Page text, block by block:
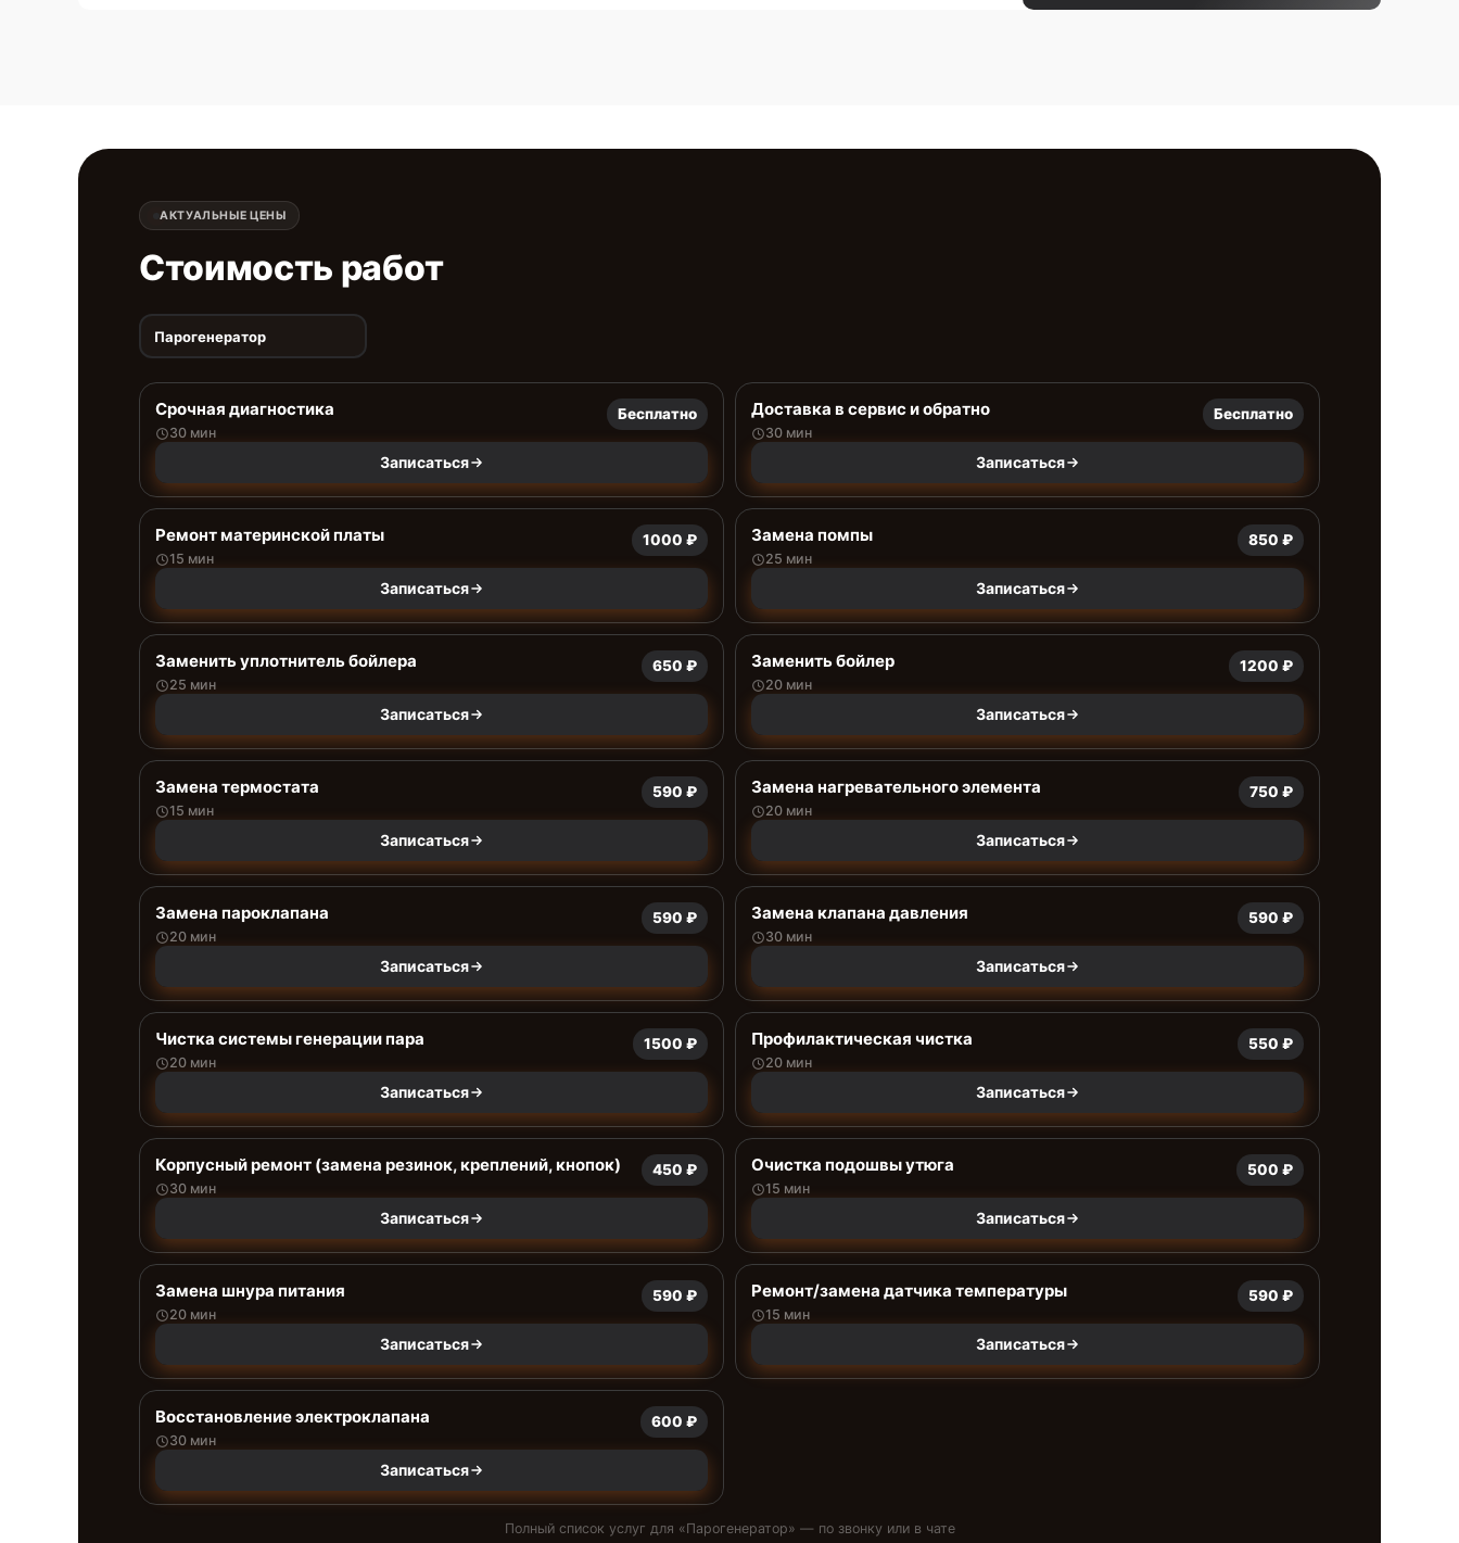
АКТУАЛЬНЫЕ ЦЕНЫ
Стоимость работ
Парогенератор
Срочная диагностика
30 мин
Бесплатно
Записаться
Доставка в сервис и обратно
30 мин
Бесплатно
Записаться
Ремонт материнской платы
15 мин
1000 ₽
Записаться
Замена помпы
25 мин
850 ₽
Записаться
Заменить уплотнитель бойлера
25 мин
650 ₽
Записаться
Заменить бойлер
20 мин
1200 ₽
Записаться
Замена термостата
15 мин
590 ₽
Записаться
Замена нагревательного элемента
20 мин
750 ₽
Записаться
Замена пароклапана
20 мин
590 ₽
Записаться
Замена клапана давления
30 мин
590 ₽
Записаться
Чистка системы генерации пара
20 мин
1500 ₽
Записаться
Профилактическая чистка
20 мин
550 ₽
Записаться
Корпусный ремонт (замена резинок, креплений, кнопок)
30 мин
450 ₽
Записаться
Очистка подошвы утюга
15 мин
500 ₽
Записаться
Замена шнура питания
20 мин
590 ₽
Записаться
Ремонт/замена датчика температуры
15 мин
590 ₽
Записаться
Восстановление электроклапана
30 мин
600 ₽
Записаться
Полный список услуг для «Парогенератор» — по звонку или в чате